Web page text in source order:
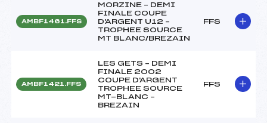
AMBF1461.FFS
MORZINE – DEMI
FINALE COUPE
D'ARGENT U12 –
TROPHEE SOURCE
MT BLANC/BREZAIN
FFS
AMBF1421.FFS
LES GETS – DEMI
FINALE 2002
COUPE D'ARGENT
TROPHEE SOURCE
MT-BLANC –
BREZAIN
FFS